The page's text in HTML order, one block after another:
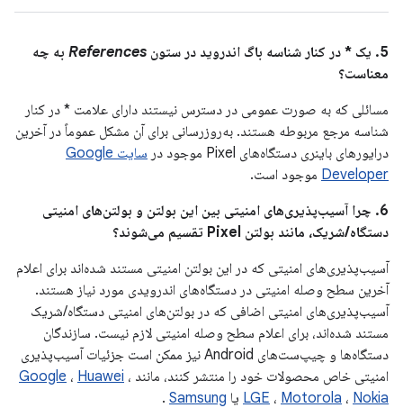
5. یک * در کنار شناسه باگ اندروید در ستون References به چه
معناست؟
مسائلی که به صورت عمومی در دسترس نیستند دارای علامت * در کنار
شناسه مرجع مربوطه هستند. به‌روزرسانی برای آن مشکل عموماً در آخرین
درایورهای باینری دستگاه‌های Pixel موجود در
سایت Google
Developer موجود است.
6. چرا آسیب‌پذیری‌های امنیتی بین این بولتن و بولتن‌های امنیتی
دستگاه/شریک، مانند بولتن Pixel تقسیم می‌شوند؟
آسیب‌پذیری‌های امنیتی که در این بولتن امنیتی مستند شده‌اند برای اعلام
آخرین سطح وصله امنیتی در دستگاه‌های اندرویدی مورد نیاز هستند.
آسیب‌پذیری‌های امنیتی اضافی که در بولتن‌های امنیتی دستگاه/شریک
مستند شده‌اند، برای اعلام سطح وصله امنیتی لازم نیست. سازندگان
دستگاه‌ها و چیپ‌ست‌های Android نیز ممکن است جزئیات آسیب‌پذیری
امنیتی خاص محصولات خود را منتشر کنند، مانند
Google ، Huawei ،
LGE ، Motorola ، Nokia یا Samsung
.